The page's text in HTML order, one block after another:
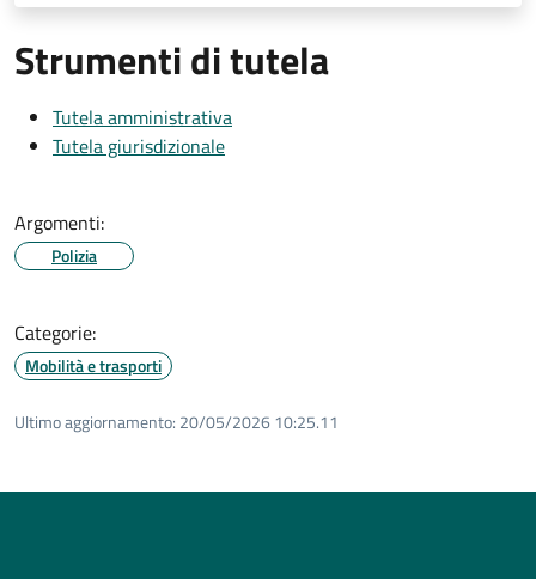
Strumenti di tutela
Tutela amministrativa
Tutela giurisdizionale
Argomenti:
Polizia
Categorie:
Mobilità e trasporti
Ultimo aggiornamento: 20/05/2026 10:25.11